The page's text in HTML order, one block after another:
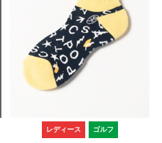
レディース ゴルフ